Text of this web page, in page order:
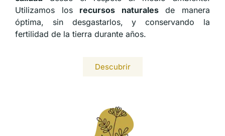
Utilizamos los recursos naturalesde manera
óptima, sin desgastarlos, y conservando la
fertilidad de la tierra durante años.
Descubrir